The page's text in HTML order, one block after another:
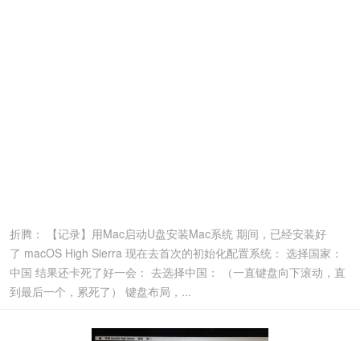
折腾： 【记录】用Mac启动U盘安装Mac系统 期间，已经安装好
了 macOS High Sierra 现在去首次的初始化配置系统： 选择国家：
中国 结果还卡死了好一会： 去选择中国： （一直键盘向下滚动，直
到最后一个，累死了） 键盘布局，...